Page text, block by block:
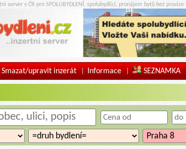
server v ČR pro SPOLUBYDLENÍ, spolubydlící, pronájem bytů bez
Smazat/upravit inzerát | Informace | SEZNAMKA